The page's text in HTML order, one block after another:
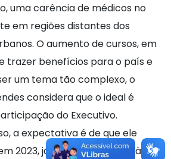
uma carência de médicos no
em regiões distantes dos
O aumento de cursos, em
trazer benefícios para o país e
um tema tão complexo, o
considera que o ideal é
do Executivo.
a expectativa é de que ele
2023, já com nova equipe à